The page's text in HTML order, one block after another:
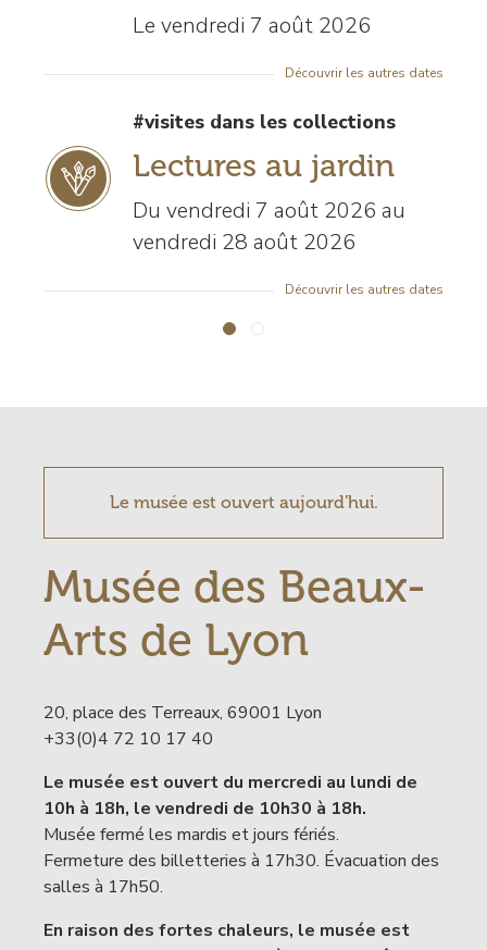
Le vendredi 7 août 2026
Découvrir les autres dates
#visites dans les collections
Lectures au jardin
Du vendredi 7 août 2026 au
vendredi 28 août 2026
Découvrir les autres dates
Le musée est ouvert aujourd'hui.
Contenu
Musée des Beaux-
Arts de Lyon
20, place des Terreaux, 69001 Lyon
+33(0)4 72 10 17 40
Le musée est ouvert du mercredi au lundi de
10h à 18h, le vendredi de 10h30 à 18h.
Musée fermé les mardis et jours fériés.
Fermeture des billetteries à 17h30. Évacuation des
salles à 17h50.
En raison des fortes chaleurs, le musée est